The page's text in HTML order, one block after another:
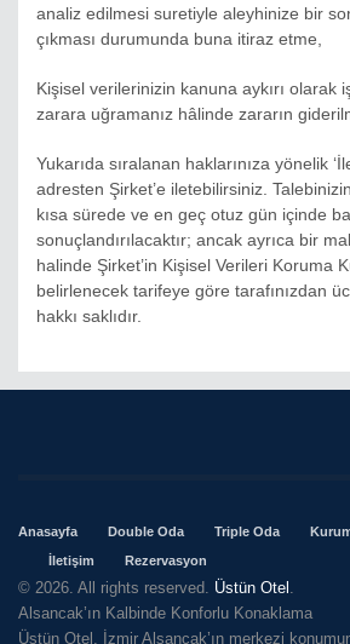
analiz edilmesi suretiyle aleyhinize bir
çıkması durumunda buna itiraz etme,
Kişisel verilerinizin kanuna aykırı olarak
zarara uğramanız hâlinde zararın
Yukarıda sıralanan haklarınıza yönelik
adresten Şirket’e iletebilirsiniz.
kısa sürede ve en geç otuz gün içinde
sonuçlandırılacaktır; ancak ayrıca bir
halinde Şirket’in Kişisel Verileri Koruma
belirlenecek tarifeye göre tarafınızdan
hakkı saklıdır.
Anasayfa Double Oda Triple Oda
İletişim
Rezervasyon
© 2026. All rights reserved. Üstün Otel .
Alsancak’ın Kalbinde Konforlu Konaklama
Üstün Otel, İzmir Alsancak’ın merkezi